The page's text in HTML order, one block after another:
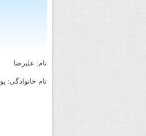
نام: علیرضا
نام خانوادگی: